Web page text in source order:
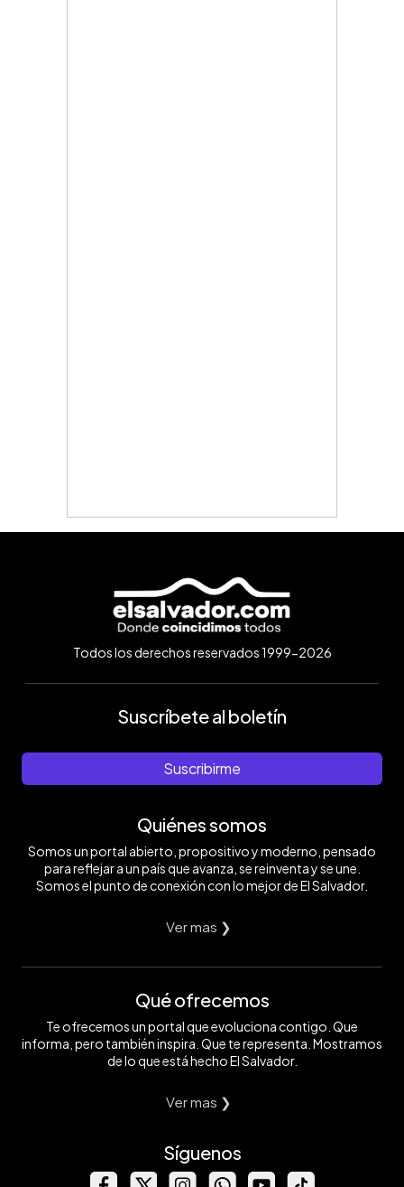
Todos los derechos reservados 1999-2026
Suscríbete al boletín
Suscribirme
Quiénes somos
Somos un portal abierto, propositivo y moderno, pensado
para reflejar a un país que avanza, se reinventa y se une.
Somos el punto de conexión con lo mejor de El Salvador.
Ver mas ❯
Qué ofrecemos
Te ofrecemos un portal que evoluciona contigo. Que
informa, pero también inspira. Que te representa. Mostramos
de lo que está hecho El Salvador.
Ver mas ❯
Síguenos